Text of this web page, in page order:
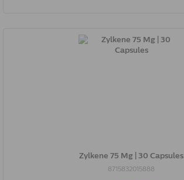
Zylkene 75 Mg | 30 Capsules
8715832015888